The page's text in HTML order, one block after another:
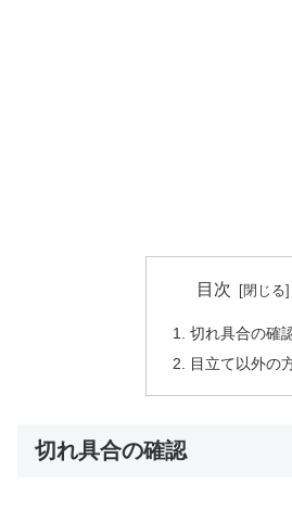
目次
切れ具合の確
目立て以外の
切れ具合の確認